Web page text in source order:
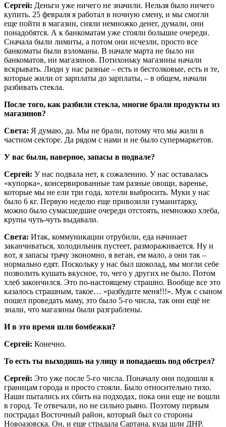
Сергей: Деньги уже ничего не значили. Нельзя было ничего
купить. 25 февраля я работал в ночную смену, и мы смогли
еще пойти в магазин, сняли немножко денег, думали, они
понадобятся. А к банкоматам уже стояли большие очереди.
Сначала были лимиты, а потом они исчезли, просто все
банкоматы были взломаны. В начале марта не было ни
банкоматов, ни магазинов. Потихоньку магазины начали
вскрывать. Люди у нас разные – есть и бестолковые, есть и те,
которые жили от зарплаты до зарплаты, – в общем, начали
разбивать стекла.
После того, как разбили стекла, многие брали продукты из
магазинов?
Света: Я думаю, да. Мы не брали, потому что мы жили в
частном секторе. Да рядом с нами и не было супермаркетов.
У вас были, наверное, запасы в подвале?
Сергей: У нас подвала нет, к сожалению. У нас оставалась
«купорка», консервированные там разные овощи, варенье,
которые мы не ели три года, хотели выбросить. Муки у нас
было 6 кг. Первую неделю еще привозили гуманитарку,
можно было сумасшедшие очереди отстоять, немножко хлеба,
крупы чуть-чуть выдавали.
Света: Итак, коммуникации отрубили, еда начинает
заканчиваться, холодильник пустеет, размораживается. Ну и
вот, я запасы трачу экономно, я веган, ем мало, а они так –
нормально едят. Поскольку у нас был шоколад, мы могли себе
позволить кушать вкусное, то, чего у других не было. Потом
хлеб закончился. Это по-настоящему страшно. Вообще все это
казалось страшным, такое… «разбудите меня!!!». Муж с сыном
пошел проведать маму, это было 5-го числа, так они ещё не
знали, что магазины были разграблены.
И в это время шли бомбежки?
Сергей: Конечно.
То есть ты выходишь на улицу и попадаешь под обстрел?
Сергей: Это уже после 5-го числа. Поначалу они подошли к
границам города и просто стояли. Было относительно тихо.
Наши пытались их сбить на подходах, пока они еще не вошли
в город. Те отвечали, но не сильно рьяно. Поэтому первым
пострадал Восточный район, который был со стороны
Новоазовска. Он, и еще страдала Сартана, куда шли ДНР.